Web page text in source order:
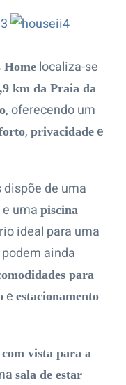
localiza-se
km da Praia da
, oferecendo um
, privacidade e
de uma
e uma piscina
ideal para uma
ainda
para
e estacionamento
vista para a
sala de estar